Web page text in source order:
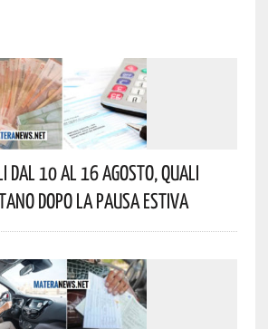
Dal 10 Al 16 Agosto, Quali
Dopo La Pausa Estiva